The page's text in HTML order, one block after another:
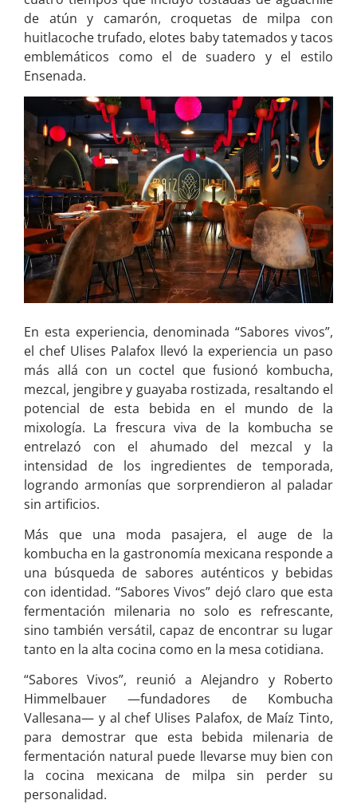
de atún y camarón, croquetas de milpa con
huitlacoche trufado, elotes baby tatemados y tacos
emblemáticos como el de suadero y el estilo
Ensenada.
En esta experiencia, denominada “Sabores vivos”,
el chef Ulises Palafox llevó la experiencia un paso
más allá con un coctel que fusionó kombucha,
mezcal, jengibre y guayaba rostizada, resaltando el
potencial de esta bebida en el mundo de la
mixología. La frescura viva de la kombucha se
entrelazó con el ahumado del mezcal y la
intensidad de los ingredientes de temporada,
logrando armonías que sorprendieron al paladar
sin artificios.
Más que una moda pasajera, el auge de la
kombucha en la gastronomía mexicana responde a
una búsqueda de sabores auténticos y bebidas
con identidad. “Sabores Vivos” dejó claro que esta
fermentación milenaria no solo es refrescante,
sino también versátil, capaz de encontrar su lugar
tanto en la alta cocina como en la mesa cotidiana.
“Sabores Vivos”, reunió a Alejandro y Roberto
Himmelbauer —fundadores de Kombucha
Vallesana— y al chef Ulises Palafox, de Maíz Tinto,
para demostrar que esta bebida milenaria de
fermentación natural puede llevarse muy bien con
la cocina mexicana de milpa sin perder su
personalidad.